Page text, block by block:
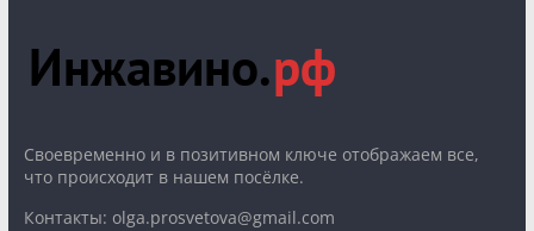
Cвоевременно и в позитивном ключе отображаем все,
что происходит в нашем посёлке.
Контакты: olga.prosvetova@gmail.com